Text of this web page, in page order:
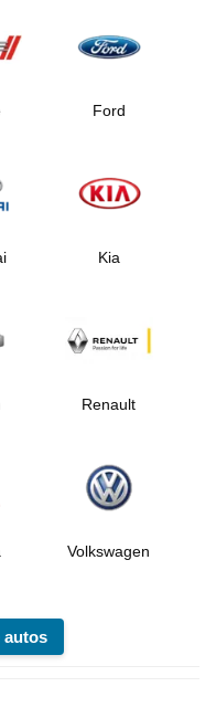
Ford
Kia
Renault
Volkswagen
autos